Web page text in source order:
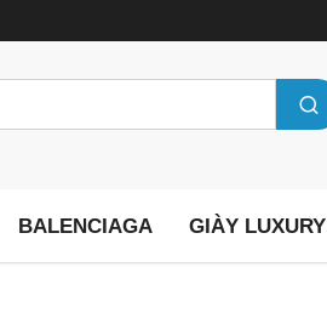
BALENCIAGA GIÀY LUXURY